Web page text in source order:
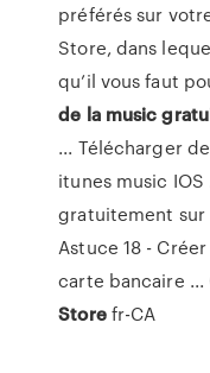
préférés sur
Store, dans
qu’il vous faut
de la music
... Télécharger
itunes music
gratuitement sur
Astuce 18 -
carte bancaire
Storefr-CA